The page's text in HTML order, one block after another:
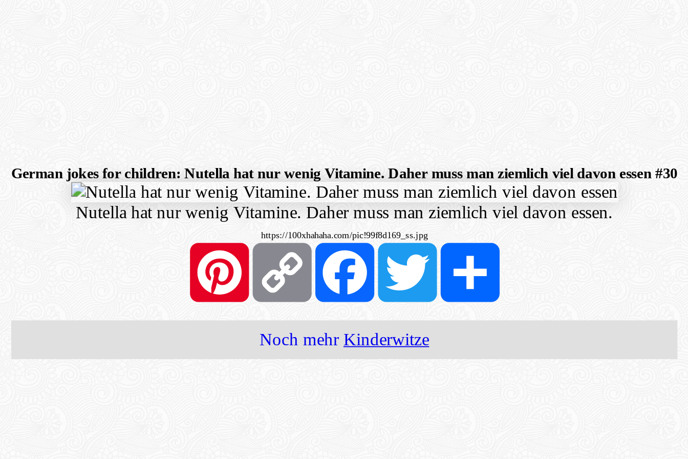
German jokes for children: Nutella hat nur wenig Vitamine. Daher muss man ziemlich viel davon essen #30
Nutella hat nur wenig Vitamine. Daher muss man ziemlich viel davon essen.
https://100xhahaha.com/pic!99f8d169_ss.jpg
PinterestCopy
Link
FacebookTwitter Share
Noch mehr Kinderwitze